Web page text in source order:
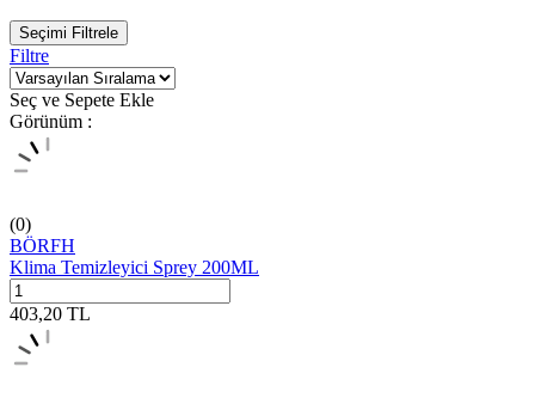
Seçimi Filtrele
Filtre
Seç ve Sepete Ekle
Görünüm :
(0)
BÖRFH
Klima Temizleyici Sprey 200ML
403,20 TL